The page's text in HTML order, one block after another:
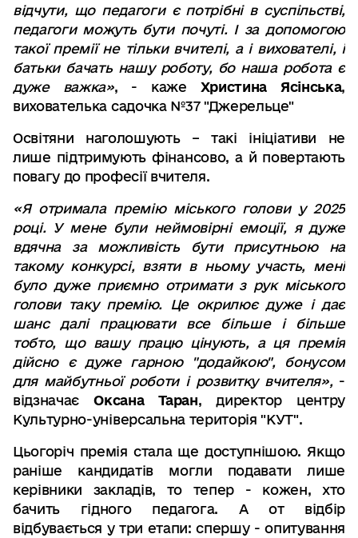
відчути, що педагоги є потрібні в суспільстві,
педагоги можуть бути почуті. І за допомогою
такої премії не тільки вчителі, а і вихователі, і
батьки бачать нашу роботу, бо наша робота є
дуже важка», - каже Христина Ясінська,
вихователька садочка №37 "Джерельце"
Освітяни наголошують – такі ініціативи не
лише підтримують фінансово, а й повертають
повагу до професії вчителя.
«Я отримала премію міського голови у 2025
році. У мене були неймовірні емоції, я дуже
вдячна за можливість бути присутньою на
такому конкурсі, взяти в ньому участь, мені
було дуже приємно отримати з рук міського
голови таку премію. Це окрилює дуже і дає
шанс далі працювати все більше і більше
тобто, що вашу працю цінують, а ця премія
дійсно є дуже гарною "додайкою", бонусом
для майбутньої роботи і розвитку вчителя»,-
відзначаєОксана Таран, директор центру
Культурно-універсальна територія "КУТ".
Цьогоріч премія стала ще доступнішою. Якщо
раніше кандидатів могли подавати лише
керівники закладів, то тепер - кожен, хто
бачить гідного педагога. А от відбір
відбувається у три етапи: спершу - опитування